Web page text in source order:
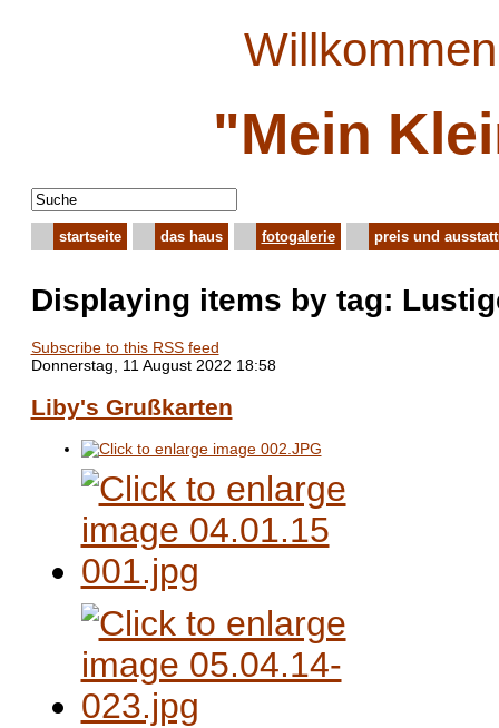
"Mein
startseite das haus fotogalerie preis und
Displaying items by tag:
Subscribe to this RSS feed
Donnerstag, 11 August 2022 18:58
Liby's Grußkarten